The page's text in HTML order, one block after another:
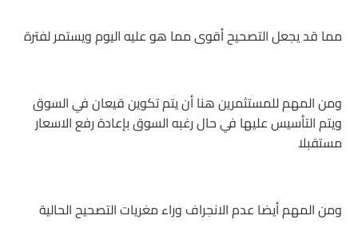
مما قد يجعل التصحيح أقوى مما هو عليه اليوم ويستمر لفترة
ومن المهم للمستثمرين هنا أن يتم تكوين قيعان في السوق
ويتم التأسيس عليها في حال رغبه السوق بإعادة رفع الاسعار
مستقبلا
ومن المهم أيضا عدم الانجراف وراء مغريات التصحيح الحالية